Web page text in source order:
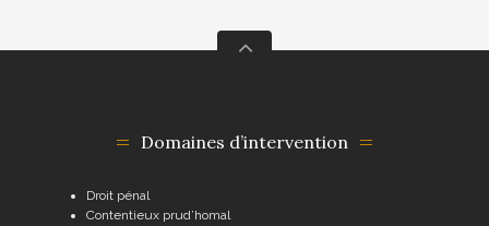
Domaines d’intervention
Droit pénal
Contentieux prud’homal